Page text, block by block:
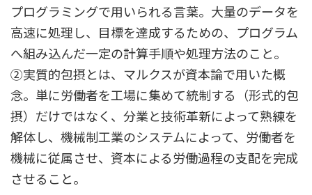
プログラミングで用いられる言葉。大量のデータを
高速に処理し、目標を達成するための、プログラム
へ組み込んだ一定の計算手順や処理方法のこと。
②実質的包摂とは、マルクスが資本論で用いた概
念。単に労働者を工場に集めて統制する（形式的包
摂）だけではなく、分業と技術革新によって熟練を
解体し、機械制工業のシステムによって、労働者を
機械に従属させ、資本による労働過程の支配を完成
させること。